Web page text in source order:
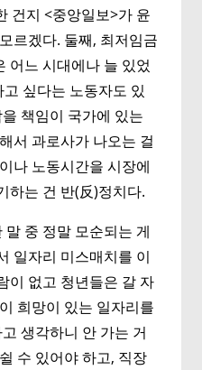
건지 <중앙일보>가 윤
르겠다. 둘째, 최저임금
어느 시대에나 늘 있었
싶다는 노동자도 있
책임이 국가에 있는
서 과로사가 나오는 걸
나 노동시간을 시장에
하는 건 반(反)정치다.
중 정말 모순되는 게
일자리 미스매치를 이
이 없고 청년들은 갈 자
희망이 있는 일자리를
생각하니 안 가는 거
수 있어야 하고, 직장